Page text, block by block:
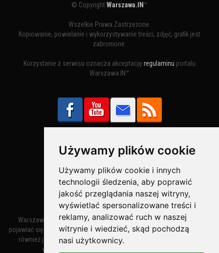
Używamy plików cookie
Używamy plików cookie i innych
technologii śledzenia, aby poprawić
jakość przeglądania naszej witryny,
wyświetlać spersonalizowane treści i
reklamy, analizować ruch w naszej
witrynie i wiedzieć, skąd pochodzą
nasi użytkownicy.
© CopyrightWarszawa.IN ™
Wszelkie Prawa Zastrzeżone.
Kopiowanie, powielanie i wykorzystywanie treści, zdjęć, grafik jest
zabronione.
Korzystanie z serwisu oznacza akceptację regulaminu portalu
Warszawa.IN™
Bezpieczne Płatności obsługuje:
Warszawa – miasto stołeczne Warszawa. Nazwa miasta zaczęła
pojawiać się w dokumentach w XIV wieku jako Warszewa, a od XV wieku
również jako Warszowa. Zmiana nazwy na Warszawa w XV wieku
wynikała z mazowieckiej wymowy dialektycznej.